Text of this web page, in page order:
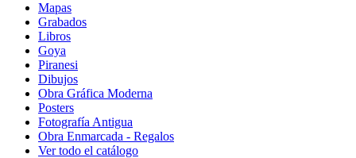
Mapas
Grabados
Libros
Goya
Piranesi
Dibujos
Obra Gráfica Moderna
Posters
Fotografía Antigua
Obra Enmarcada - Regalos
Ver todo el catálogo